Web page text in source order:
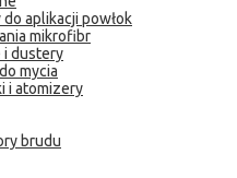
aplikacji powłok
mikrofibr
i dustery
mycia
i atomizery
brudu